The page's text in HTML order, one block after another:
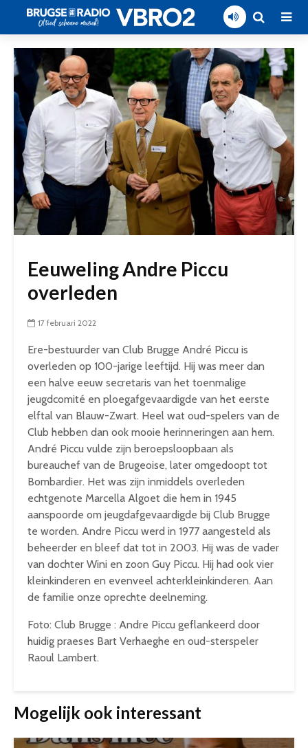
Eeuweling Andre Piccu
overleden
17 februari 2022
Ere-bestuurder van Club Brugge André Piccu is
overleden op 100-jarige leeftijd. Hij was meer dan
een halve eeuw secretaris van het toenmalige
jeugdcomité en ploegafgevaardigde van het eerste
elftal van Blauw-Zwart. Heel wat oud-spelers van de
Club hebben dan ook mooie herinneringen aan hem.
André Piccu vulde zijn beroepsloopbaan als
bureauchef van de Brugeoise, later omgedoopt tot
Bombardier. Het was zijn inmiddels overleden
echtgenote Marcella Algoet die hem in 1945
aanspoorde om jeugdafgevaardigde bij Club Brugge
te worden. Andre Piccu werd in 1977 aangesteld als
beheerder en bleef dat tot in 2003. Hij was de vader
van dochter Wini en zoon Guy Piccu. Hij had ook vier
kleinkinderen en evenveel achterkleinkinderen. Aan
de familie onze oprechte deelneming.
Foto: Club Brugge : Andre Piccu geflankeerd door
huidig praeses Bart Verhaeghe en oud-sterspeler
Raoul Lambert.
Mogelijk ook interessant